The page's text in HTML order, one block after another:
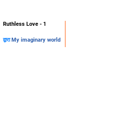
Ruthless Love - 1
द्वारा My imaginary world